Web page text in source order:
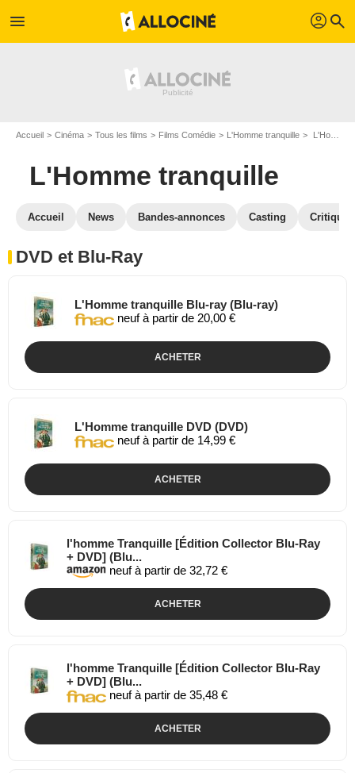
menu profil search
Accueil Cinéma Tous les films Films Comédie L'Homme tranquille L'Homme tranquille en DVD Blu Ray
L'Homme tranquille
Accueil News Bandes-annonces Casting
DVD et Blu-Ray
L'Homme tranquille Blu-ray (Blu-ray)
neuf à partir de 20,00 €
ACHETER
L'Homme tranquille DVD (DVD)
neuf à partir de 14,99 €
ACHETER
l'homme Tranquille [Édition Collector Blu-Ray
+ DVD] (Blu...
neuf à partir de 32,72 €
ACHETER
l'homme Tranquille [Édition Collector Blu-Ray
+ DVD] (Blu...
neuf à partir de 35,48 €
ACHETER